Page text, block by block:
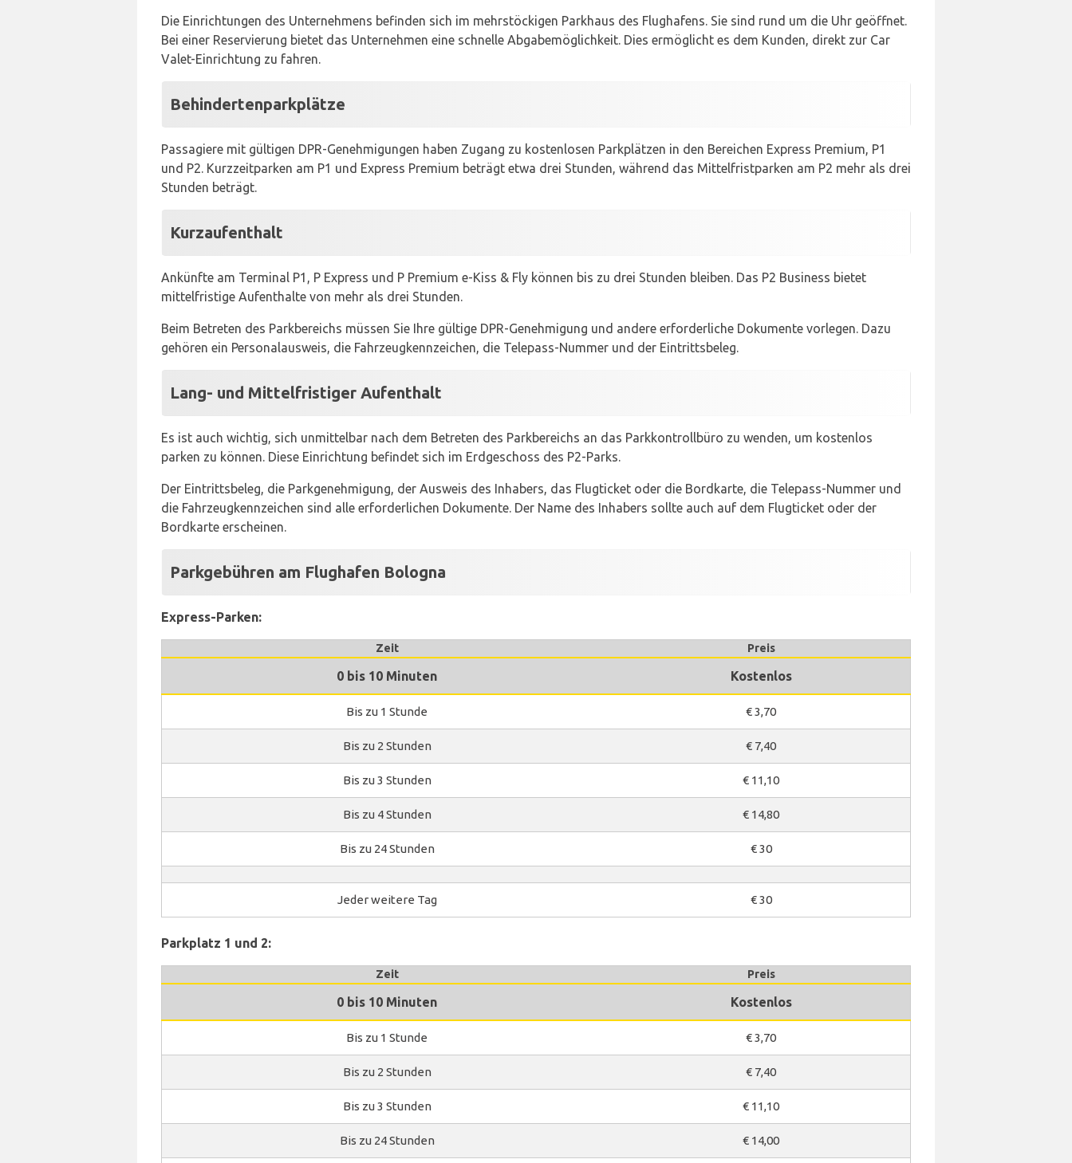
Die Einrichtungen des Unternehmens befinden sich im mehrstöckigen Parkhaus des Flughafens. Sie sind rund um die Uhr geöffnet.
Bei einer Reservierung bietet das Unternehmen eine schnelle Abgabemöglichkeit. Dies ermöglicht es dem Kunden, direkt zur Car
Valet-Einrichtung zu fahren.
Behindertenparkplätze
Passagiere mit gültigen DPR-Genehmigungen haben Zugang zu kostenlosen Parkplätzen in den Bereichen Express Premium, P1
und P2. Kurzzeitparken am P1 und Express Premium beträgt etwa drei Stunden, während das Mittelfristparken am P2 mehr als drei
Stunden beträgt.
Kurzaufenthalt
Ankünfte am Terminal P1, P Express und P Premium e-Kiss & Fly können bis zu drei Stunden bleiben. Das P2 Business bietet
mittelfristige Aufenthalte von mehr als drei Stunden.
Beim Betreten des Parkbereichs müssen Sie Ihre gültige DPR-Genehmigung und andere erforderliche Dokumente vorlegen. Dazu
gehören ein Personalausweis, die Fahrzeugkennzeichen, die Telepass-Nummer und der Eintrittsbeleg.
Lang- und Mittelfristiger Aufenthalt
Es ist auch wichtig, sich unmittelbar nach dem Betreten des Parkbereichs an das Parkkontrollbüro zu wenden, um kostenlos
parken zu können. Diese Einrichtung befindet sich im Erdgeschoss des P2-Parks.
Der Eintrittsbeleg, die Parkgenehmigung, der Ausweis des Inhabers, das Flugticket oder die Bordkarte, die Telepass-Nummer und
die Fahrzeugkennzeichen sind alle erforderlichen Dokumente. Der Name des Inhabers sollte auch auf dem Flugticket oder der
Bordkarte erscheinen.
Parkgebühren am Flughafen Bologna
Express-Parken:
Zeit Preis
0 bis 10 Minuten Kostenlos
Bis zu 1 Stunde € 3,70
Bis zu 2 Stunden € 7,40
Bis zu 3 Stunden € 11,10
Bis zu 4 Stunden € 14,80
Bis zu 24 Stunden € 30
Jeder weitere Tag € 30
Parkplatz 1 und 2:
Zeit Preis
0 bis 10 Minuten Kostenlos
Bis zu 1 Stunde € 3,70
Bis zu 2 Stunden € 7,40
Bis zu 3 Stunden € 11,10
Bis zu 24 Stunden € 14,00